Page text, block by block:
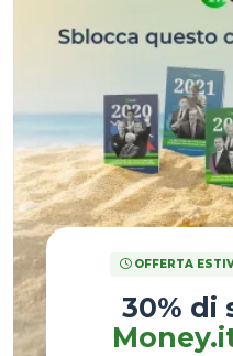
OFFERTA
30% di